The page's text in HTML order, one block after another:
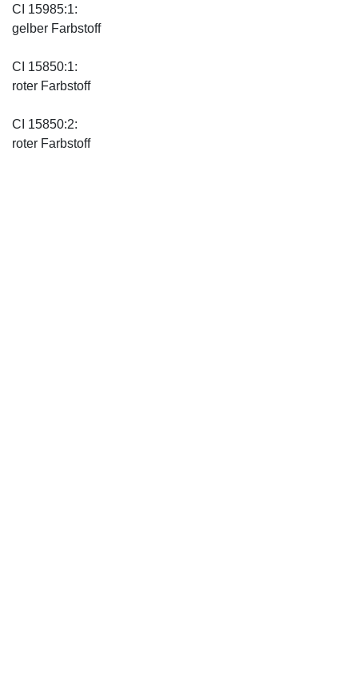
CI 15985:1:
gelber Farbstoff
CI 15850:1:
roter Farbstoff
CI 15850:2:
roter Farbstoff